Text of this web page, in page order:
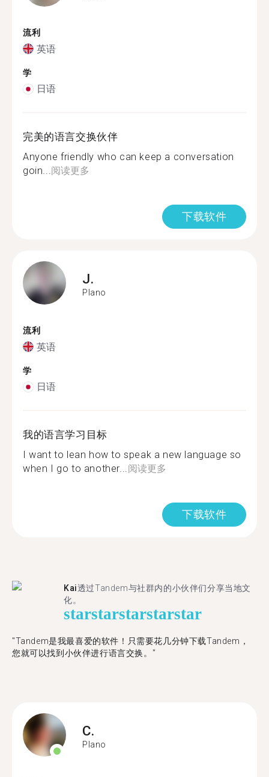
流利
英语
学
日语
完美的语言交换伙伴
Anyone friendly who can keep a conversation
goin...阅读更多
下载软件
J.
Plano
流利
英语
学
日语
我的语言学习目标
I want to lean how to speak a new language so
when I go to another...阅读更多
下载软件
Kai透过Tandem与社群内的小伙伴们分享当地文
化。
starstarstarstarstar
"Tandem是我最喜爱的软件！只需要花几分钟下载Tandem，
您就可以找到小伙伴进行语言交换。"
C.
Plano